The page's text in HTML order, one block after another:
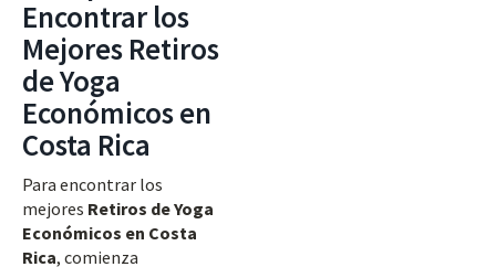
Encontrar los
Mejores Retiros
de Yoga
Económicos en
Costa Rica
Para encontrar los
mejores Retiros de Yoga
Económicos en Costa
Rica, comienza